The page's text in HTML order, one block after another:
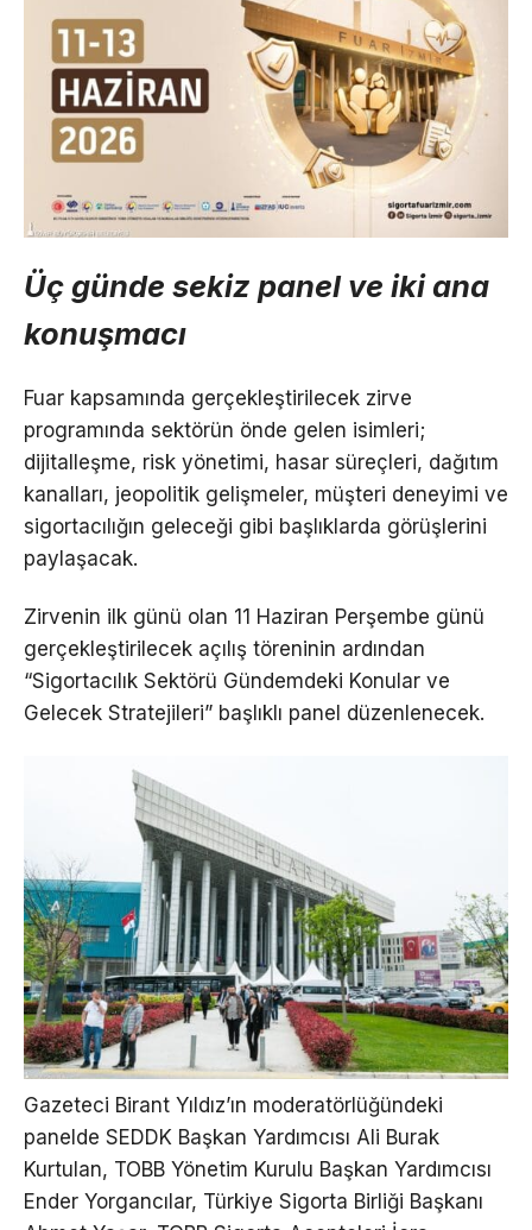
Üç günde sekiz panel ve iki ana
konuşmacı
Fuar kapsamında gerçekleştirilecek zirve
programında sektörün önde gelen isimleri;
dijitalleşme, risk yönetimi, hasar süreçleri, dağıtım
kanalları, jeopolitik gelişmeler, müşteri deneyimi ve
sigortacılığın geleceği gibi başlıklarda görüşlerini
paylaşacak.
Zirvenin ilk günü olan 11 Haziran Perşembe günü
gerçekleştirilecek açılış töreninin ardından
“Sigortacılık Sektörü Gündemdeki Konular ve
Gelecek Stratejileri” başlıklı panel düzenlenecek.
Gazeteci Birant Yıldız’ın moderatörlüğündeki
panelde SEDDK Başkan Yardımcısı Ali Burak
Kurtulan, TOBB Yönetim Kurulu Başkan Yardımcısı
Ender Yorgancılar, Türkiye Sigorta Birliği Başkanı